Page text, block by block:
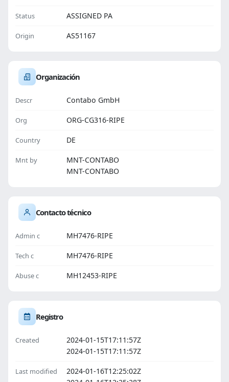
Status ASSIGNED PA
Origin AS51167
Organización
Descr Contabo GmbH
Org ORG-CG316-RIPE
Country DE
Mnt by
MNT-CONTABO
MNT-CONTABO
Contacto técnico
Admin c MH7476-RIPE
Tech c MH7476-RIPE
Abuse c MH12453-RIPE
Registro
Created
2024-01-15T17:11:57Z
2024-01-15T17:11:57Z
Last modified
2024-01-16T12:25:02Z